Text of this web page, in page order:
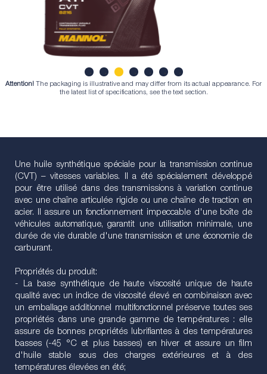
2 3 5 6 7
Attention! The packaging is illustrative and may differ from its actual appearance. For
the latest list of specifications, see the text section.
Une huile synthétique spéciale pour la transmission continue
(CVT) – vitesses variables. Il a été spécialement développé
pour être utilisé dans des transmissions à variation continue
avec une chaîne articulée rigide ou une chaîne de traction en
acier. Il assure un fonctionnement impeccable d'une boîte de
véhicules automatique, garantit une utilisation minimale, une
durée de vie durable d'une transmission et une économie de
carburant.
Propriétés du produit:
- La base synthétique de haute viscosité unique de haute
qualité avec un indice de viscosité élevé en combinaison avec
un emballage additionnel multifonctionnel préserve toutes ses
propriétés dans une grande gamme de températures : elle
assure de bonnes propriétés lubrifiantes à des températures
basses (-45 °C et plus basses) en hiver et assure un film
d'huile stable sous des charges extérieures et à des
températures élevées en été;